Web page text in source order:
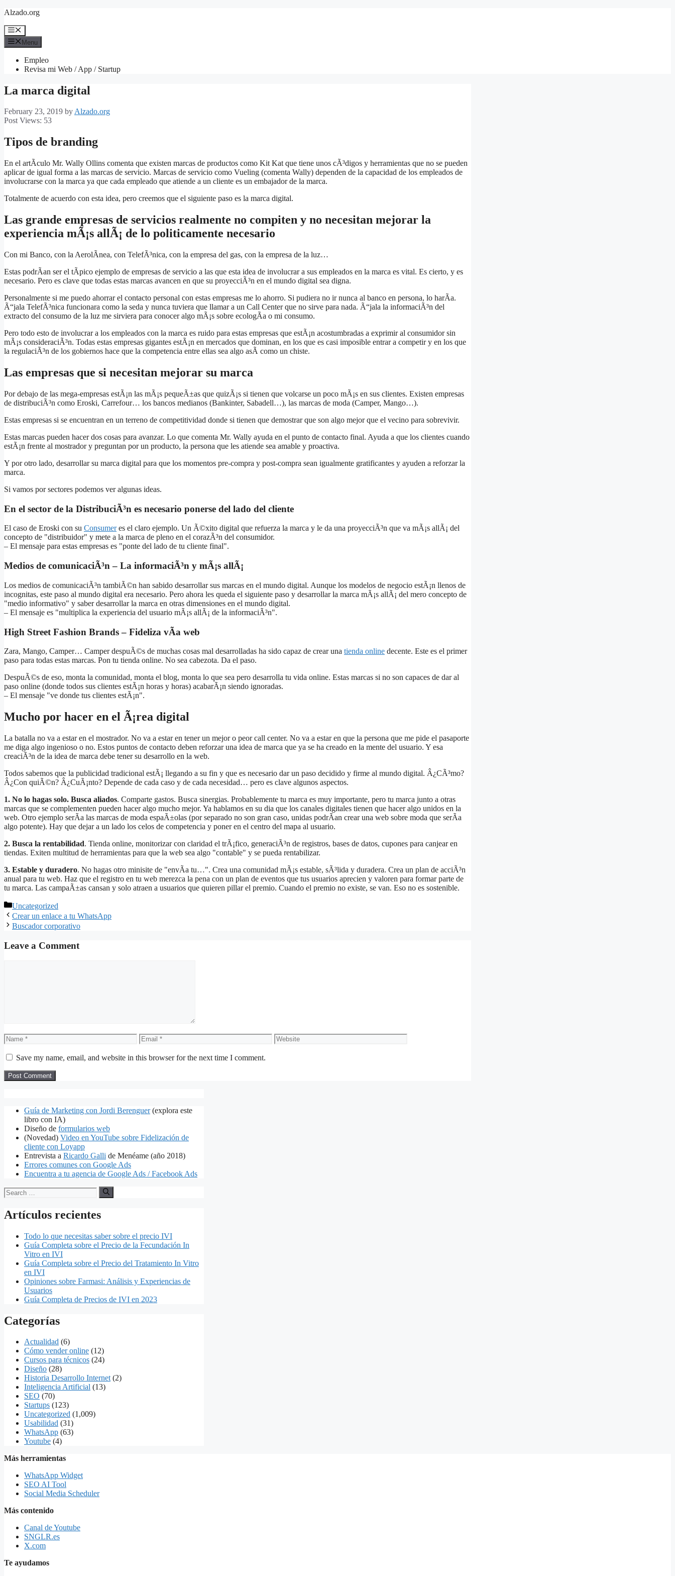
Skip
content
Alzado.org
Menu
Menu
Empleo
Revisa mi Web / App / Startup
La marca digital
February 23, 2019 byAlzado.org
Post Views: 53
Tipos de branding
En el artÃ­culo Mr. Wally Ollins comenta que existen marcas de productos como Kit Kat que tiene unos cÃ³digos y herramientas que no se pueden
aplicar de igual forma a las marcas de servicio. Marcas de servicio como Vueling (comenta Wally) dependen de la capacidad de los empleados de
involucrarse con la marca ya que cada empleado que atiende a un cliente es un embajador de la marca.
Totalmente de acuerdo con esta idea, pero creemos que el siguiente paso es la marca digital.
Las grande empresas de servicios realmente no compiten y no necesitan mejorar la
experiencia mÃ¡s allÃ¡ de lo politicamente necesario
Con mi Banco, con la AerolÃ­nea, con TelefÃ³nica, con la empresa del gas, con la empresa de la luz…
Estas podrÃ­an ser el tÃ­pico ejemplo de empresas de servicio a las que esta idea de involucrar a sus empleados en la marca es vital. Es cierto, y es
necesario. Pero es clave que todas estas marcas avancen en que su proyecciÃ³n en el mundo digital sea digna.
Personalmente si me puedo ahorrar el contacto personal con estas empresas me lo ahorro. Si pudiera no ir nunca al banco en persona, lo harÃ­a.
Ã“jala TelefÃ³nica funcionara como la seda y nunca tuviera que llamar a un Call Center que no sirve para nada. Ã“jala la informaciÃ³n del
extracto del consumo de la luz me sirviera para conocer algo mÃ¡s sobre ecologÃ­a o mi consumo.
Pero todo esto de involucrar a los empleados con la marca es ruido para estas empresas que estÃ¡n acostumbradas a exprimir al consumidor sin
mÃ¡s consideraciÃ³n. Todas estas empresas gigantes estÃ¡n en mercados que dominan, en los que es casi imposible entrar a competir y en los que
la regulaciÃ³n de los gobiernos hace que la competencia entre ellas sea algo asÃ­ como un chiste.
Las empresas que si necesitan mejorar su marca
Por debajo de las mega-empresas estÃ¡n las mÃ¡s pequeÃ±as que quizÃ¡s si tienen que volcarse un poco mÃ¡s en sus clientes. Existen empresas
de distribuciÃ³n como Eroski, Carrefour… los bancos medianos (Bankinter, Sabadell…), las marcas de moda (Camper, Mango…).
Estas empresas si se encuentran en un terreno de competitividad donde si tienen que demostrar que son algo mejor que el vecino para sobrevivir.
Estas marcas pueden hacer dos cosas para avanzar. Lo que comenta Mr. Wally ayuda en el punto de contacto final. Ayuda a que los clientes cuando
estÃ¡n frente al mostrador y preguntan por un producto, la persona que les atiende sea amable y proactiva.
Y por otro lado, desarrollar su marca digital para que los momentos pre-compra y post-compra sean igualmente gratificantes y ayuden a reforzar la
marca.
Si vamos por sectores podemos ver algunas ideas.
En el sector de la DistribuciÃ³n es necesario ponerse del lado del cliente
El caso de Eroski con su Consumeres el claro ejemplo. Un Ã©xito digital que refuerza la marca y le da una proyecciÃ³n que va mÃ¡s allÃ¡ del
concepto de "distribuidor" y mete a la marca de pleno en el corazÃ³n del consumidor.
– El mensaje para estas empresas es "ponte del lado de tu cliente final".
Medios de comunicaciÃ³n – La informaciÃ³n y mÃ¡s allÃ¡
Los medios de comunicaciÃ³n tambiÃ©n han sabido desarrollar sus marcas en el mundo digital. Aunque los modelos de negocio estÃ¡n llenos de
incognitas, este paso al mundo digital era necesario. Pero ahora les queda el siguiente paso y desarrollar la marca mÃ¡s allÃ¡ del mero concepto de
"medio informativo" y saber desarrollar la marca en otras dimensiones en el mundo digital.
– El mensaje es "multiplica la experiencia del usuario mÃ¡s allÃ¡ de la informaciÃ³n".
High Street Fashion Brands – Fideliza vÃ­a web
Zara, Mango, Camper… Camper despuÃ©s de muchas cosas mal desarrolladas ha sido capaz de crear una tienda online decente. Este es el primer
paso para todas estas marcas. Pon tu tienda online. No sea cabezota. Da el paso.
DespuÃ©s de eso, monta la comunidad, monta el blog, monta lo que sea pero desarrolla tu vida online. Estas marcas si no son capaces de dar al
paso online (donde todos sus clientes estÃ¡n horas y horas) acabarÃ¡n siendo ignoradas.
– El mensaje "ve donde tus clientes estÃ¡n".
Mucho por hacer en el Ã¡rea digital
La batalla no va a estar en el mostrador. No va a estar en tener un mejor o peor call center. No va a estar en que la persona que me pide el pasaporte
me diga algo ingenioso o no. Estos puntos de contacto deben reforzar una idea de marca que ya se ha creado en la mente del usuario. Y esa
creaciÃ³n de la idea de marca debe tener su desarrollo en la web.
Todos sabemos que la publicidad tradicional estÃ¡ llegando a su fin y que es necesario dar un paso decidido y firme al mundo digital. Â¿CÃ³mo?
Â¿Con quiÃ©n? Â¿CuÃ¡nto? Depende de cada caso y de cada necesidad… pero es clave algunos aspectos.
1. No lo hagas solo. Busca aliados. Comparte gastos. Busca sinergias. Probablemente tu marca es muy importante, pero tu marca junto a otras
marcas que se complementen pueden hacer algo mucho mejor. Ya hablamos en su dia que los canales digitales tienen que hacer algo unidos en la
web. Otro ejemplo serÃ­a las marcas de moda espaÃ±olas (por separado no son gran caso, unidas podrÃ­an crear una web sobre moda que serÃ­a
algo potente). Hay que dejar a un lado los celos de competencia y poner en el centro del mapa al usuario.
2. Busca la rentabilidad. Tienda online, monitorizar con claridad el trÃ¡fico, generaciÃ³n de registros, bases de datos, cupones para canjear en
tiendas. Exiten multitud de herramientas para que la web sea algo "contable" y se pueda rentabilizar.
3. Estable y duradero. No hagas otro minisite de "envÃ­a tu…". Crea una comunidad mÃ¡s estable, sÃ³lida y duradera. Crea un plan de acciÃ³n
anual para tu web. Haz que el registro en tu web merezca la pena con un plan de eventos que tus usuarios aprecien y valoren para formar parte de
tu marca. Las campaÃ±as cansan y solo atraen a usuarios que quieren pillar el premio. Cuando el premio no existe, se van. Eso no es sostenible.
Categories
Uncategorized
Crear un enlace a tu WhatsApp
Buscador corporativo
Leave a Comment
Name Email Website
Save my name, email, and website in this browser for the next time I comment.
Guía de Marketing con Jordi Berenguer(explora este
libro con IA)
Diseño de formularios web
(Novedad) Video en YouTube sobre Fidelización de
cliente con Loyapp
Entrevista a Ricardo Galli de Menéame (año 2018)
Errores comunes con Google Ads
Encuentra a tu agencia de Google Ads / Facebook Ads
Search
for:
Artículos recientes
Todo lo que necesitas saber sobre el precio IVI
Guía Completa sobre el Precio de la Fecundación In
Vitro en IVI
Guía Completa sobre el Precio del Tratamiento In Vitro
en IVI
Opiniones sobre Farmasi: Análisis y Experiencias de
Usuarios
Guía Completa de Precios de IVI en 2023
Categorías
Actualidad (6)
Cómo vender online (12)
Cursos para técnicos (24)
Diseño (28)
Historia Desarrollo Internet(2)
Inteligencia Artificial (13)
SEO (70)
Startups (123)
Uncategorized (1,009)
Usabilidad (31)
WhatsApp (63)
Youtube (4)
Más herramientas
WhatsApp Widget
SEO AI Tool
Social Media Scheduler
Más contenido
Canal de Youtube
SNGLR.es
X.com
Te ayudamos